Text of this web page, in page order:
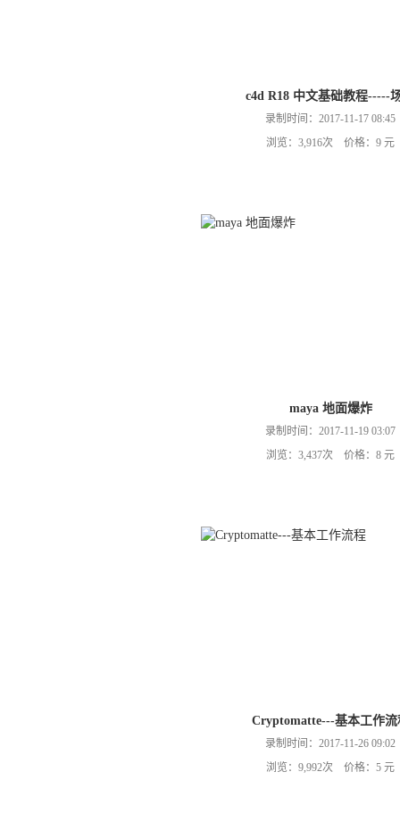
c4d R18 中文基础教程-----
录制时间：2017-11-17 08:45
浏览：3,916次 价格：9 元
maya 地面爆炸
录制时间：2017-11-19 03:07
浏览：3,437次 价格：8 元
Cryptomatte---基本工作流
录制时间：2017-11-26 09:02
浏览：9,992次 价格：5 元